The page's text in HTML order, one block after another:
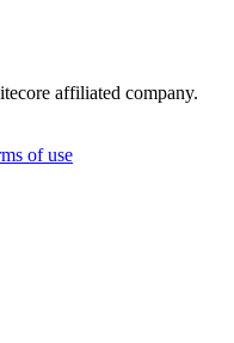
affiliated company.
of use